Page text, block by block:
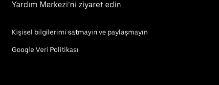
Yardım Merkezi’ni ziyaret edin
Kişisel bilgilerimi satmayın ve paylaşmayın
Google Veri Politikası